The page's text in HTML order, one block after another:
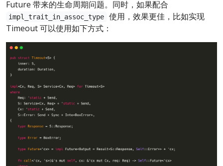
Future 带来的生命周期问题。同时，如果配合
impl_trait_in_assoc_type
使用，效果更佳，比如实现
Timeout 可以使用如下方式：